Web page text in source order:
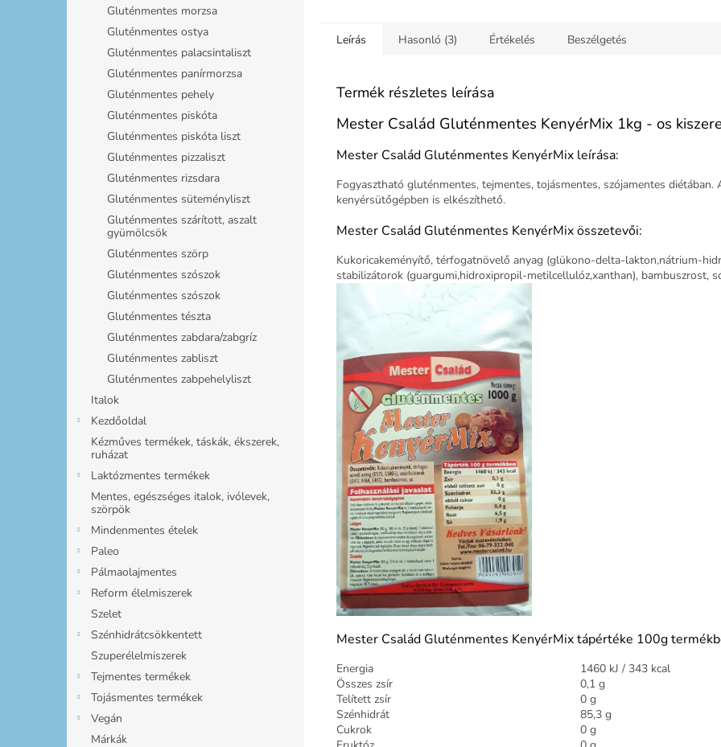
Gluténmentes morzsa
Gluténmentes ostya
Gluténmentes palacsintaliszt
Gluténmentes panírmorzsa
Gluténmentes pehely
Gluténmentes piskóta
Gluténmentes piskóta liszt
Gluténmentes pizzaliszt
Gluténmentes rizsdara
Gluténmentes süteményliszt
Gluténmentes szárított, aszalt
gyümölcsök
Gluténmentes szörp
Gluténmentes szószok
Gluténmentes szószok
Gluténmentes tészta
Gluténmentes zabdara/zabgríz
Gluténmentes zabliszt
Gluténmentes zabpehelyliszt
Italok
Kezdőoldal
Kézműves termékek, táskák, ékszerek,
ruházat
Laktózmentes termékek
Mentes, egészséges italok, ivólevek,
szörpök
Mindenmentes ételek
Paleo
Pálmaolajmentes
Reform élelmiszerek
Szelet
Szénhidrátcsökkentett
Szuperélelmiszerek
Tejmentes termékek
Tojásmentes termékek
Vegán
Márkák
Leírás Hasonló (3) Értékelés Beszélgetés
Termék részletes leírása
Mester Család Gluténmentes KenyérMix 1kg - os
Mester Család Gluténmentes KenyérMix leírása:
Fogyasztható gluténmentes, tejmentes, tojásmentes, szójamentes diétában.
kenyérsütőgépben is elkészíthető.
Mester Család Gluténmentes KenyérMix összetevői:
Kukoricakeményítő, térfogatnövelő anyag (glükono-delta-lakton,nátrium-
stabilizátorok (guargumi,hidroxipropil-metilcellulóz,xanthan), bambuszrost,
Mester Család Gluténmentes KenyérMix tápértéke 100g
Energia
1460 kJ / 343 kcal
Összes zsír
0,1 g
Telített zsír
0 g
Szénhidrát
85,3 g
Cukrok
0 g